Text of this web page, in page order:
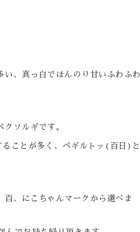
、真っ白でほんのり甘いふわふわ
ソルギです。
ことが多く、ペギルトッ(百日)と
、にこちゃんマークから選べま